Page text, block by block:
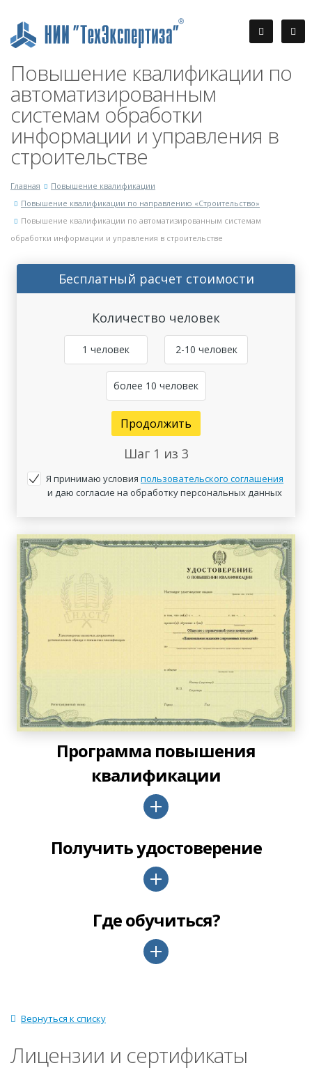
Повышение квалификации по
автоматизированным
системам обработки
информации и управления в
строительстве
Главная
Повышение квалификации
Повышение квалификации по направлению «Строительство»
Повышение квалификации по автоматизированным системам
обработки информации и управления в строительстве
Бесплатный расчет стоимости
Количество человек
1 человек 2-10 человек
более 10 человек
Продолжить
Шаг 1 из 3
Я принимаю условия пользовательского соглашения
и даю согласие на обработку персональных данных
Программа повышения
квалификации
Получить удостоверение
Где обучиться?
Вернуться к списку
Лицензии и сертификаты